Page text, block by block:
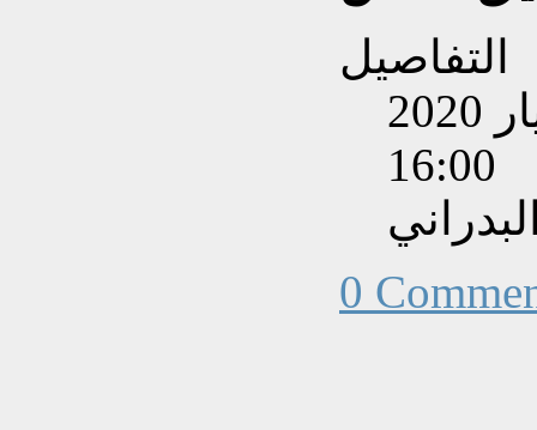
التفاصيل
تم إنشاءه بتاريخ الإثنين, 11 أيار 2020
16:00
0